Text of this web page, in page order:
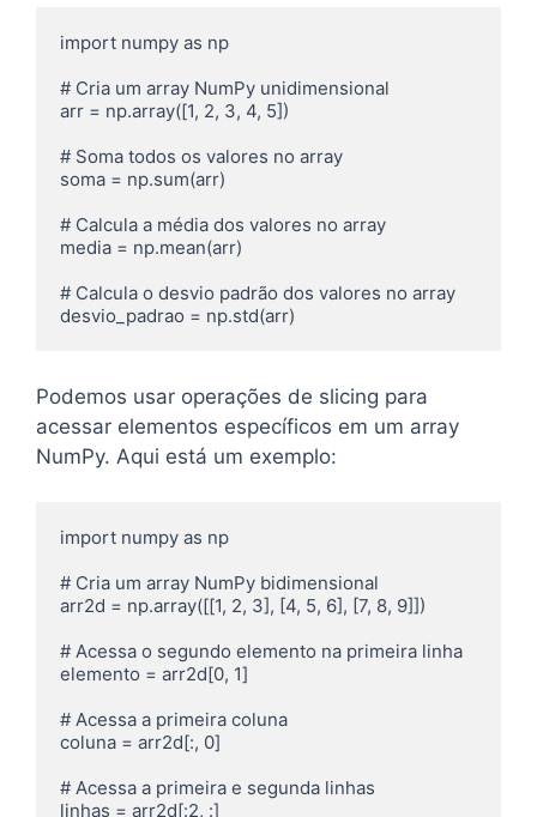
import numpy as np
# Cria um array NumPy unidimensional
arr = np.array([1, 2, 3, 4, 5])
# Soma todos os valores no array
soma = np.sum(arr)
# Calcula a média dos valores no array
media = np.mean(arr)
# Calcula o desvio padrão dos valores no array
Podemos usar operações de slicing para
acessar elementos específicos em um array
NumPy. Aqui está um exemplo:
import numpy as np
# Cria um array NumPy bidimensional
arr2d = np.array([[1, 2, 3], [4, 5, 6], [7, 8, 9]])
# Acessa o segundo elemento na primeira linha
elemento = arr2d[0, 1]
# Acessa a primeira coluna
coluna = arr2d[:, 0]
# Acessa a primeira e segunda linhas
linhas = arr2d[:2, :]